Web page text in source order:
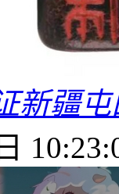
新疆